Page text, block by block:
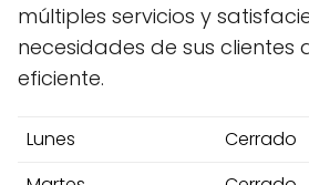
múltiples servicios y
necesidades de sus clientes
eficiente.
Lunes
Cerrado